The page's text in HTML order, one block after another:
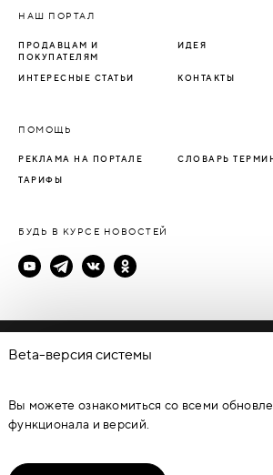
НАШ ПОРТАЛ
ПРОДАВЦАМ И
ПОКУПАТЕЛЯМ
ИДЕЯ
ИНТЕРЕСНЫЕ СТАТЬИ КОНТАКТЫ
ПОМОЩЬ
РЕКЛАМА НА ПОРТАЛЕ СЛОВАРЬ
ТАРИФЫ
БУДЬ В КУРСЕ НОВОСТЕЙ
Политика
© Каталог дверей - DverProf, 2021-2026
являются объектами авторского
копирование, распространение, любое
ФЕДЕРАЦИИ ОТ 09.07.93Г. №5351-1 “ОБ
Beta-версия системы
Вы можете ознакомиться со всеми
функционала и версий.